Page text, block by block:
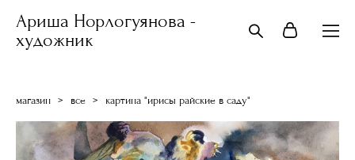
Ариша Норлогуянова -
художник
магазин > все > картина "ирисы райские в саду"